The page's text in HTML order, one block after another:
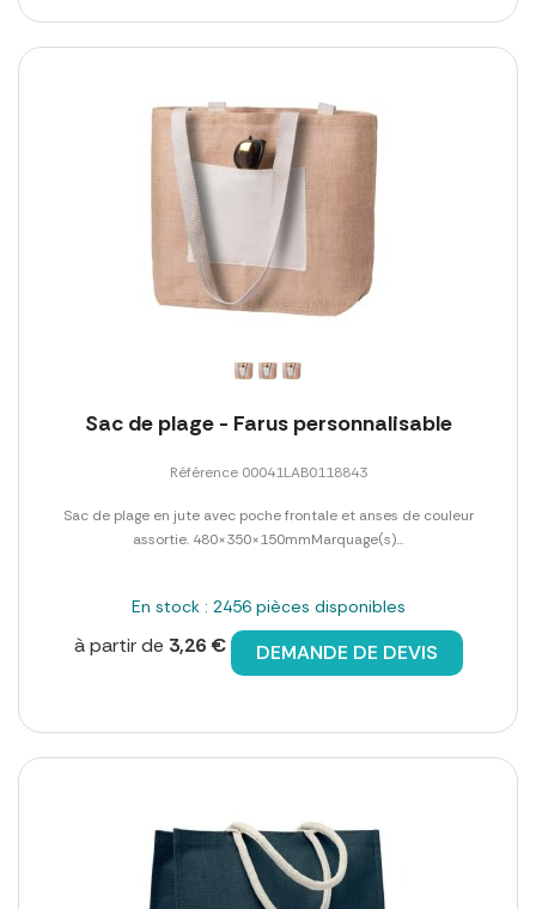
Sac de plage - Farus personnalisable
Référence 00041LAB0118843
Sac de plage en jute avec poche frontale et anses de couleur
assortie. 480×350×150mmMarquage(s)...
En stock : 2456 pièces disponibles
à partir de 3,26 € DEMANDE DE DEVIS